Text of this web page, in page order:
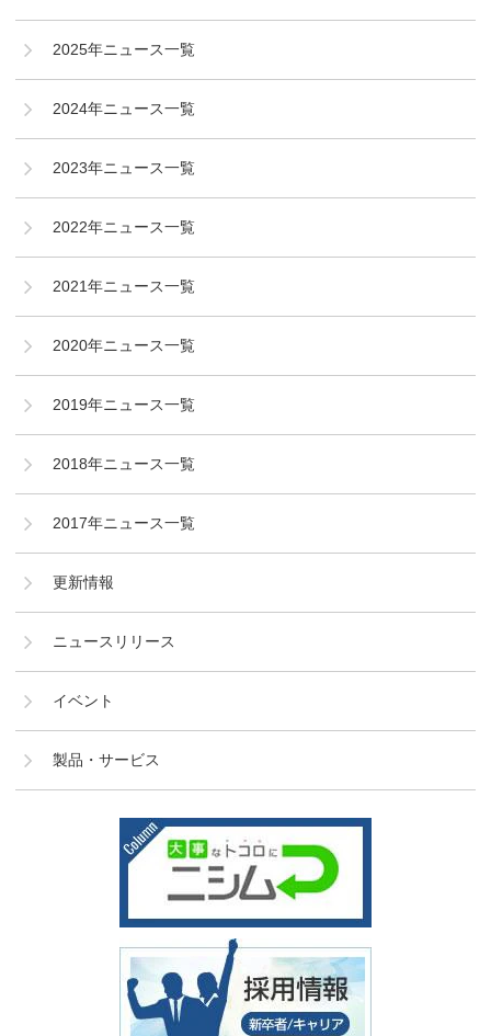
2025年ニュース一覧
2024年ニュース一覧
2023年ニュース一覧
2022年ニュース一覧
2021年ニュース一覧
2020年ニュース一覧
2019年ニュース一覧
2018年ニュース一覧
2017年ニュース一覧
更新情報
ニュースリリース
イベント
製品・サービス